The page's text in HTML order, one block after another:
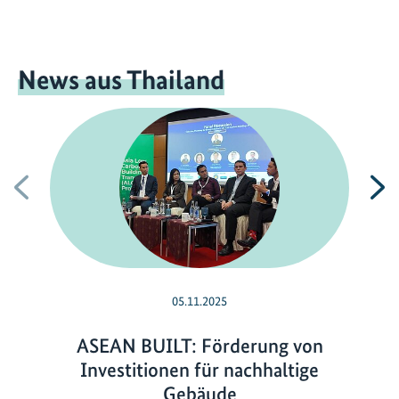
News aus Thailand
Vorherige
05.11.2025
ASEAN BUILT: Förderung von
Investitionen für nachhaltige
Gebäude